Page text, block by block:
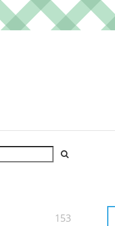
153